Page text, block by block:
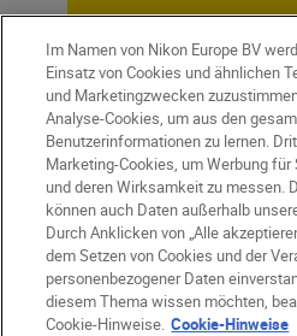
UNSEREN
Im Namen von Nikon Europe BV
Einsatz von Cookies und ähnlichen
und Marketingzwecken
Analyse-Cookies, um aus den
Benutzerinformationen zu lernen.
Marketing-Cookies, um Werbung
und deren Wirksamkeit zu messen.
können auch Daten außerhalb
Durch Anklicken von „Alle
dem Setzen von Cookies und der
personenbezogener Daten
diesem Thema wissen möchten,
Cookie-Hinweise. Cookie-Hinweise